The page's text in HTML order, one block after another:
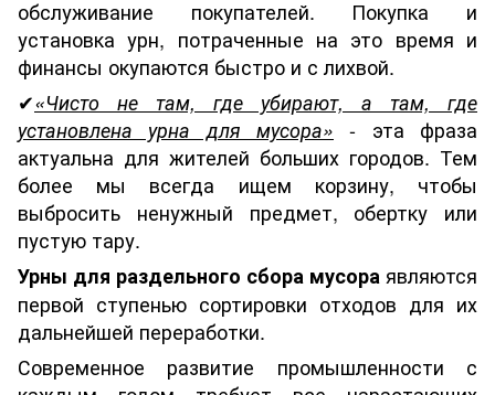
обслуживание покупателей. Покупка и
установка урн, потраченные на это время и
финансы окупаются быстро и с лихвой.
✔«Чисто не там, где убирают, а там, где
установлена урна для мусора» - эта фраза
актуальна для жителей больших городов. Тем
более мы всегда ищем корзину, чтобы
выбросить ненужный предмет, обертку или
пустую тару.
Урны для раздельного сбора мусора являются
первой ступенью сортировки отходов для их
дальнейшей переработки.
Современное развитие промышленности с